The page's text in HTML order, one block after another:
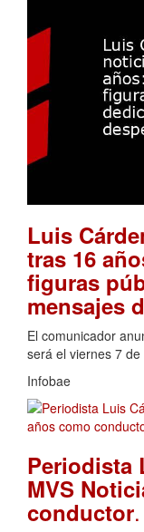
Luis
tras 16
figuras
mensajes
El comunicador
será el viernes 7 de
Infobae
Periodista
MVS
conductor